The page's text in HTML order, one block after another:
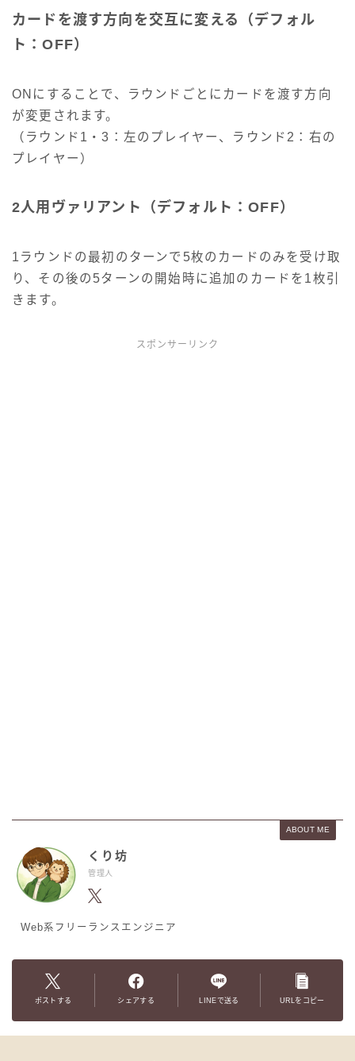
カードを渡す方向を交互に変える（デフォル
ト：OFF）
ONにすることで、ラウンドごとにカードを渡す方向
が変更されます。
（ラウンド1・3：左のプレイヤー、ラウンド2：右の
プレイヤー）
2人用ヴァリアント（デフォルト：OFF）
1ラウンドの最初のターンで5枚のカードのみを受け取
り、その後の5ターンの開始時に追加のカードを1枚引
きます。
スポンサーリンク
ABOUT ME
くり坊
管理人
Web系フリーランスエンジニア
ポストする シェアする LINEで送る URLをコピー